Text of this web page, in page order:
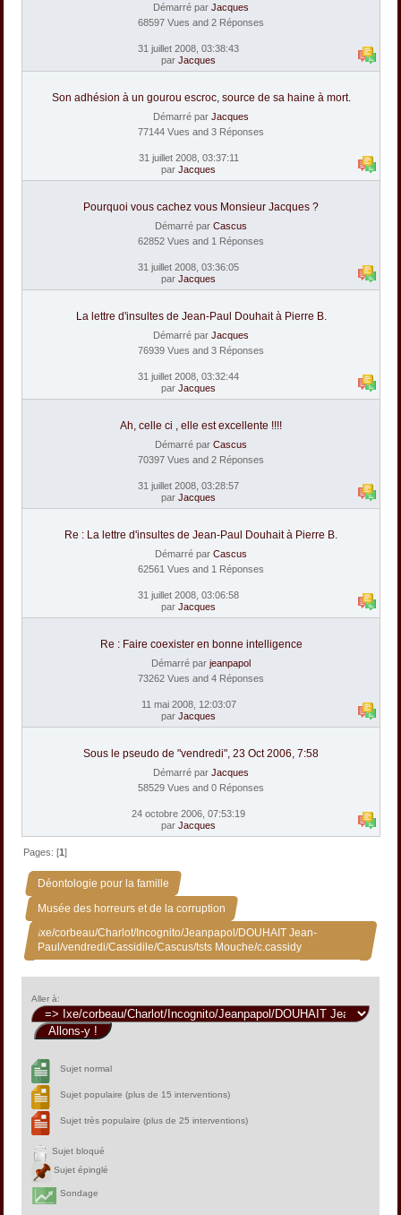
Démarré par Jacques
68597 Vues and 2 Réponses
31 juillet 2008, 03:38:43
par Jacques
Son adhésion à un gourou escroc, source de sa haine à mort.
Démarré par Jacques
77144 Vues and 3 Réponses
31 juillet 2008, 03:37:11
par Jacques
Pourquoi vous cachez vous Monsieur Jacques ?
Démarré par Cascus
62852 Vues and 1 Réponses
31 juillet 2008, 03:36:05
par Jacques
La lettre d'insultes de Jean-Paul Douhait à Pierre B.
Démarré par Jacques
76939 Vues and 3 Réponses
31 juillet 2008, 03:32:44
par Jacques
Ah, celle ci , elle est excellente !!!!
Démarré par Cascus
70397 Vues and 2 Réponses
31 juillet 2008, 03:28:57
par Jacques
Re : La lettre d'insultes de Jean-Paul Douhait à Pierre B.
Démarré par Cascus
62561 Vues and 1 Réponses
31 juillet 2008, 03:06:58
par Jacques
Re : Faire coexister en bonne intelligence
Démarré par jeanpapol
73262 Vues and 4 Réponses
11 mai 2008, 12:03:07
par Jacques
Sous le pseudo de "vendredi", 23 Oct 2006, 7:58
Démarré par Jacques
58529 Vues and 0 Réponses
24 octobre 2006, 07:53:19
par Jacques
Pages: [1]
Déontologie pour la famille »
Musée des horreurs et de la corruption »
Ixe/corbeau/Charlot/Incognito/Jeanpapol/DOUHAIT Jean-
Paul/vendredi/Cassidile/Cascus/tsts Mouche/c.cassidy
Aller à:
Sujet normal
Sujet populaire (plus de 15 interventions)
Sujet très populaire (plus de 25 interventions)
Sujet bloqué
Sujet épinglé
Sondage